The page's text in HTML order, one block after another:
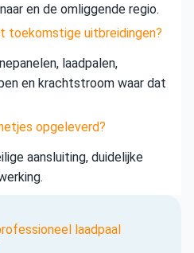
en de omliggende regio.
toekomstige uitbreidingen?
laadpalen,
en krachtstroom waar dat
opgeleverd?
aansluiting, duidelijke
laadpaal